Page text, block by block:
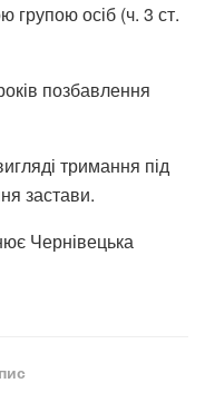
групою осіб (ч. 3 ст.
позбавлення
тримання під
застави.
Чернівецька